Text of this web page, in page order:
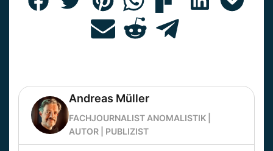
Andreas Müller
FACHJOURNALIST ANOMALISTIK |
AUTOR | PUBLIZIST